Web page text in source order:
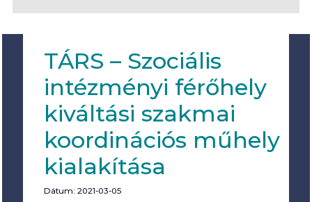
TÁRS – Szociális
intézményi férőhely
kiváltási szakmai
koordinációs műhely
kialakítása
Dátum: 2021-03-05